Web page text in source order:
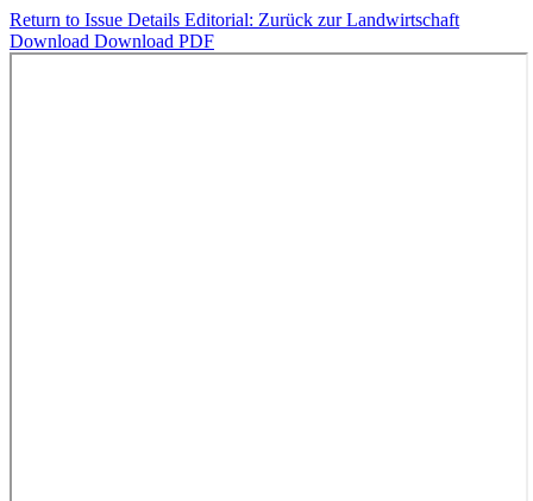
Return to Issue Details Editorial: Zurück zur Landwirtschaft
Download Download PDF